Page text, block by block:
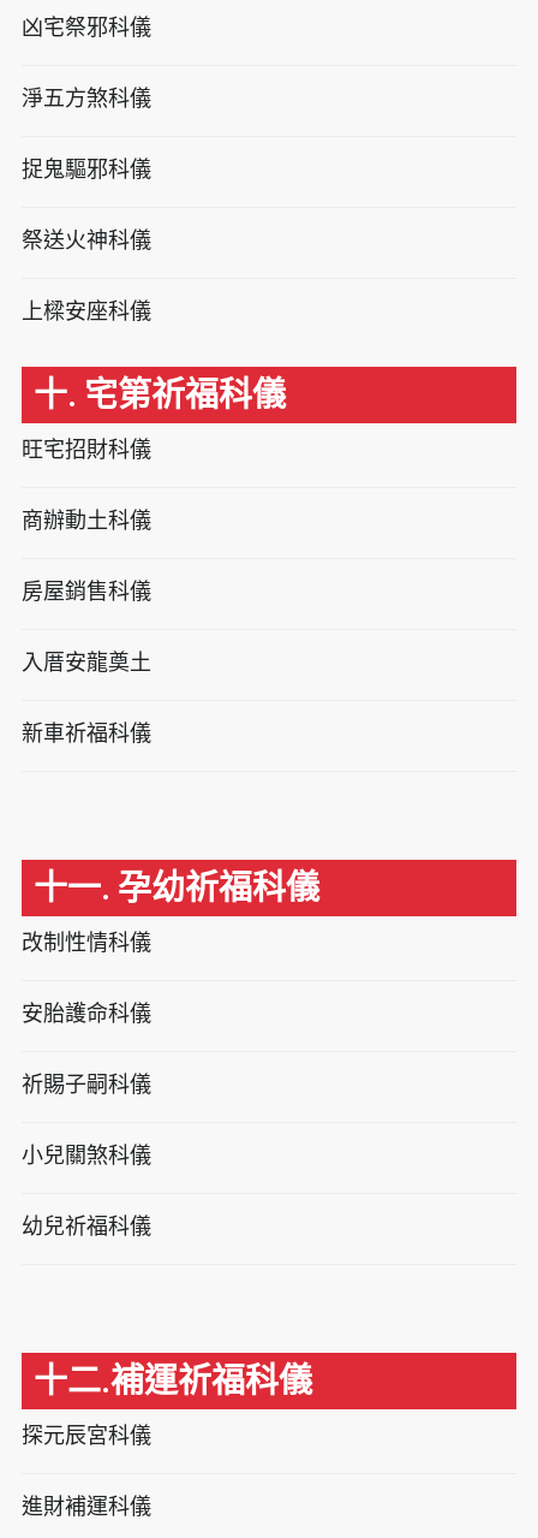
凶宅祭邪科儀
淨五方煞科儀
捉鬼驅邪科儀
祭送火神科儀
上樑安座科儀
十. 宅第祈福科儀
旺宅招財科儀
商辦動土科儀
房屋銷售科儀
入厝安龍奠土
新車祈福科儀
十一. 孕幼祈福科儀
改制性情科儀
安胎護命科儀
祈賜子嗣科儀
小兒關煞科儀
幼兒祈福科儀
十二.補運祈福科儀
探元辰宮科儀
進財補運科儀